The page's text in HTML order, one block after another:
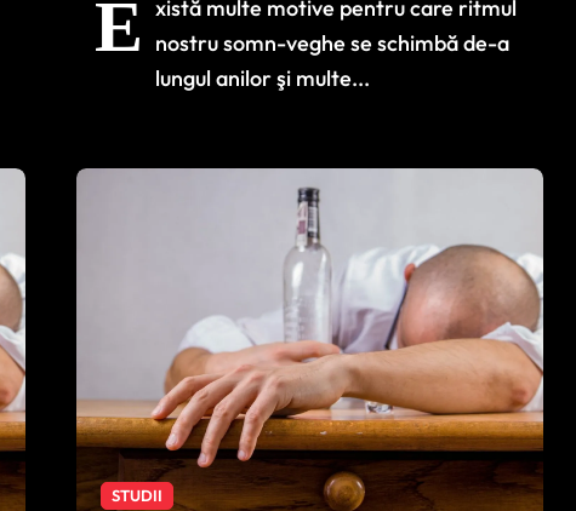
înainte de culcare
E xistă multe motive pentru care ritmul
nostru somn-veghe se schimbă de-a
lungul anilor şi multe...
STUDII